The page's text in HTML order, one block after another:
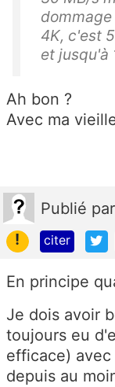
4K, c'est
et jusqu'à
Ah bon ?
Avec ma
Publié par
!
citer
En principe
Je dois avoir
toujours eu
efficace)
depuis au